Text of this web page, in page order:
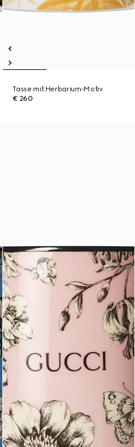
Tasse mit Herbarium-Motiv
€ 260